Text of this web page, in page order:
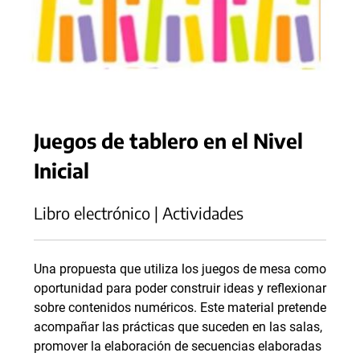
Juegos de tablero en el Nivel
Inicial
Libro electrónico | Actividades
Una propuesta que utiliza los juegos de mesa como
oportunidad para poder construir ideas y reflexionar
sobre contenidos numéricos. Este material pretende
acompañar las prácticas que suceden en las salas,
promover la elaboración de secuencias elaboradas